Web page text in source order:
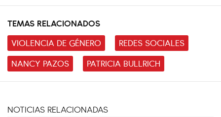
TEMAS RELACIONADOS
VIOLENCIA DE GÉNERO
REDES SOCIALES
NANCY PAZOS
PATRICIA BULLRICH
NOTICIAS RELACIONADAS